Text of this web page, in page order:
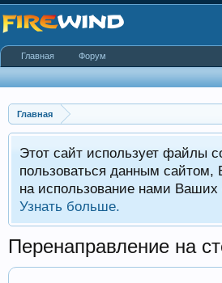
Главная
Этот сайт использует файлы
пользоваться данным сайтом,
на использование нами
Узнать больше.
Перенаправление на
Главная Форум